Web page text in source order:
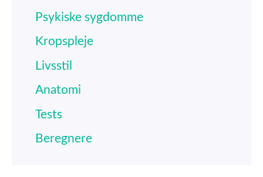
Psykiske sygdomme
Kropspleje
Livsstil
Anatomi
Tests
Beregnere